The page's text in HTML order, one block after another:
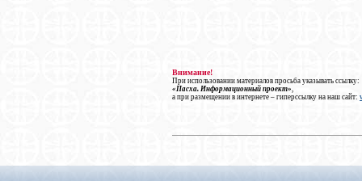
Внимание!
При использовании материалов просьба указывать ссылку:
«Пасха. Информационный проект»,
а при размещении в интернете – гиперссылку на наш сайт: